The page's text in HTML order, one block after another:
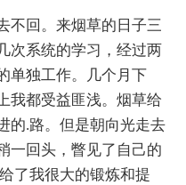
回。来烟草的日子三
次系统的学习，经过两
单独工作。几个月下
我都受益匪浅。烟草给
的.路。但是朝向光走去
一回头，瞥见了自己的
了我很大的锻炼和提